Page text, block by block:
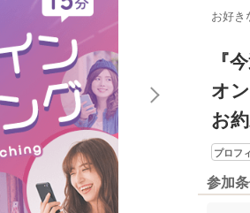
お好き
『
オ
お
プロフ
参加